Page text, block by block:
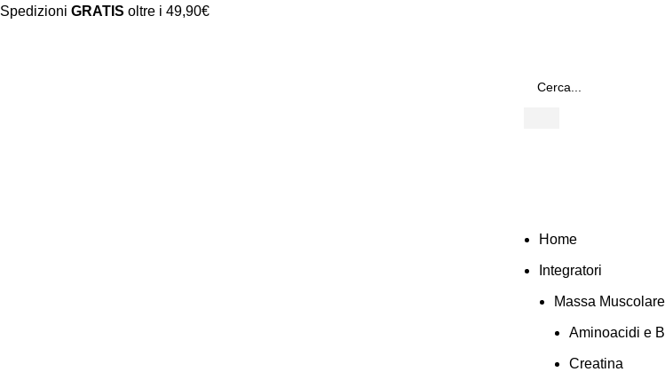
Spedizioni GRATIS oltre i 49,90€
Home
Integratori
Massa Muscolare
Aminoacidi e
Creatina